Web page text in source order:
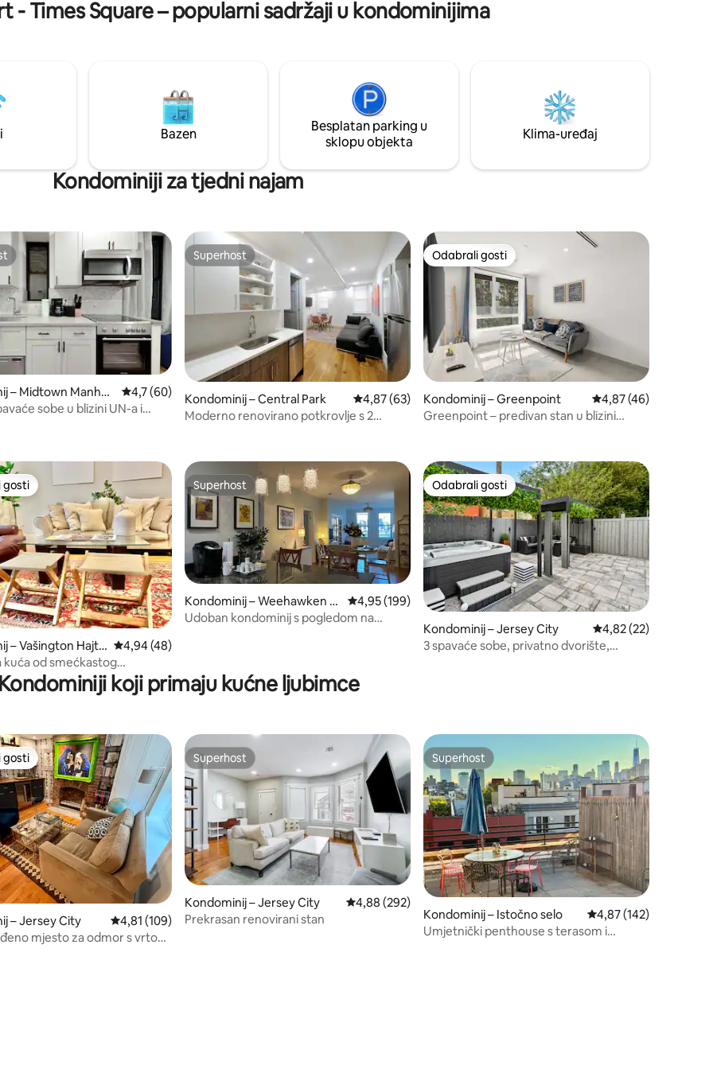
(Soho, Lower Eastside,
i Midtown Manhattana
002935-2025)
potrebno više prostora, pošaljite mi
poruku za dodatni stan na katu. Moja
stadiona Yankee Stadium. Rado ću vam
pomoći u planiranju prilagođenog plana
putovanja, uključujući probnu prodaju,
restorane i putovanja, javite mi.
- Times Square – popularni sadržaji u kondominijima
Bazen
Besplatan parking u
sklopu objekta
Klima-uređaj
Kondominiji za tjedni najam
recenzija: 89
– Midtown Manhat
Prosječna ocjena: 4,7/5, recenzija: 60
4,7 (60)
sobe u blizini UN-a i
Superhost
Superhost
Kondominij – Central Park Prosječna ocjena: 4,87/5, recenzija: 63
4,87 (63)
Moderno renovirano potkrovlje s 2
Odabrali gosti
Odabrali gosti
Kondominij – Greenpoint Prosječna ocjena:
4,87 (46)
Greenpoint – predivan stan u blizini
recenzija: 62
gosti
gosti
– Vašington Hajts
Prosječna ocjena: 4,94/5, recenzija: 48
4,94 (48)
kuća od smećkastog
Superhost
Superhost
Kondominij – Weehawken T
ownship
Prosječna ocjena: 4,95/5, recenzija: 199
4,95 (199)
Udoban kondominij s pogledom na
Odabrali gosti
Odabrali gosti
Kondominij – Jersey City Prosječna ocjena:
4,82 (22)
3 spavaće sobe, privatno dvorište,
Kondominiji koji primaju kućne ljubimce
recenzija: 152
gosti
gosti
– Jersey City Prosječna ocjena: 4,81/5, recenzija: 109
4,81 (109)
mjesto za odmor s vrtom,
Superhost
Superhost
Kondominij – Jersey City Prosječna ocjena: 4,88/5, recenzija: 292
4,88 (292)
Prekrasan renovirani stan
Superhost
Superhost
Kondominij – Istočno selo Prosječna ocjena:
4,87 (142)
Umjetnički penthouse s terasom i